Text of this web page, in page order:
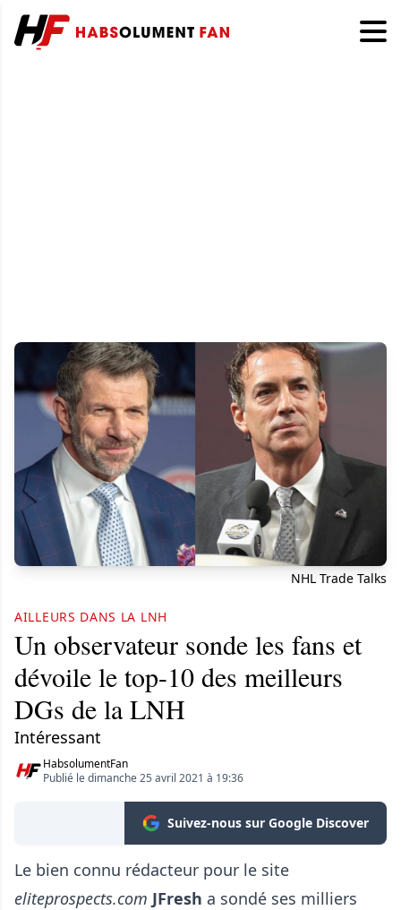
NHL Trade Talks
AILLEURS DANS LA LNH
Un observateur sonde les fans et
dévoile le top-10 des meilleurs
DGs de la LNH
Intéressant
HabsolumentFan
Publié le dimanche 25 avril 2021 à 19:36
Suivez-nous sur Google Discover
Le bien connu rédacteur pour le site
eliteprospects.com JFresh a sondé ses milliers